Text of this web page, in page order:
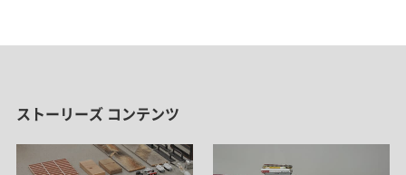
ストーリーズ コンテンツ